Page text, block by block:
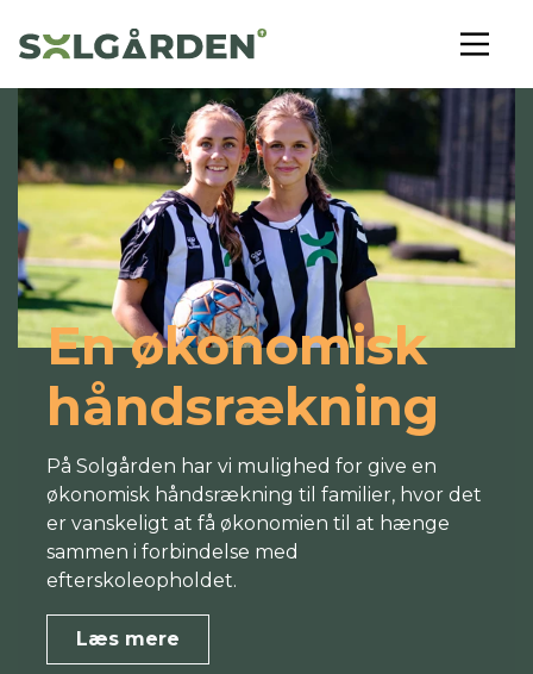
En økonomisk
håndsrækning
På Solgården har vi mulighed for give en
økonomisk håndsrækning til familier, hvor det
er vanskeligt at få økonomien til at hænge
sammen i forbindelse med
efterskoleopholdet.
Læs mere